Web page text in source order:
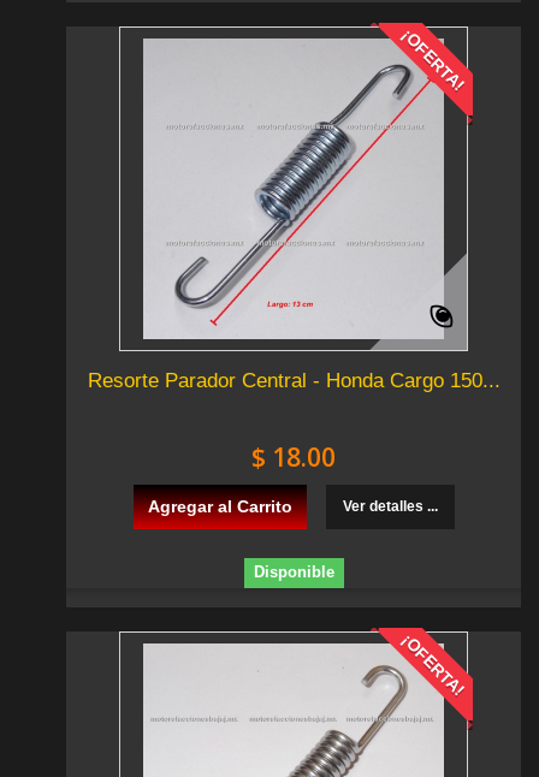
¡OFERTA!
Resorte Parador Central - Honda Cargo 150...
$ 18.00
Agregar al Carrito Ver detalles ...
Disponible
¡OFERTA!